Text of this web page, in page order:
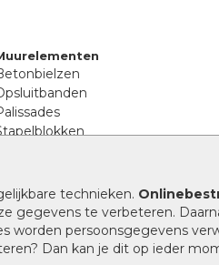
technieken.
gegevens te verbeteren.
worden persoonsgegevens
Dan kan je dit op ieder
Afwatering en diversen
en betonelementen
Split, grind en zand
tegels